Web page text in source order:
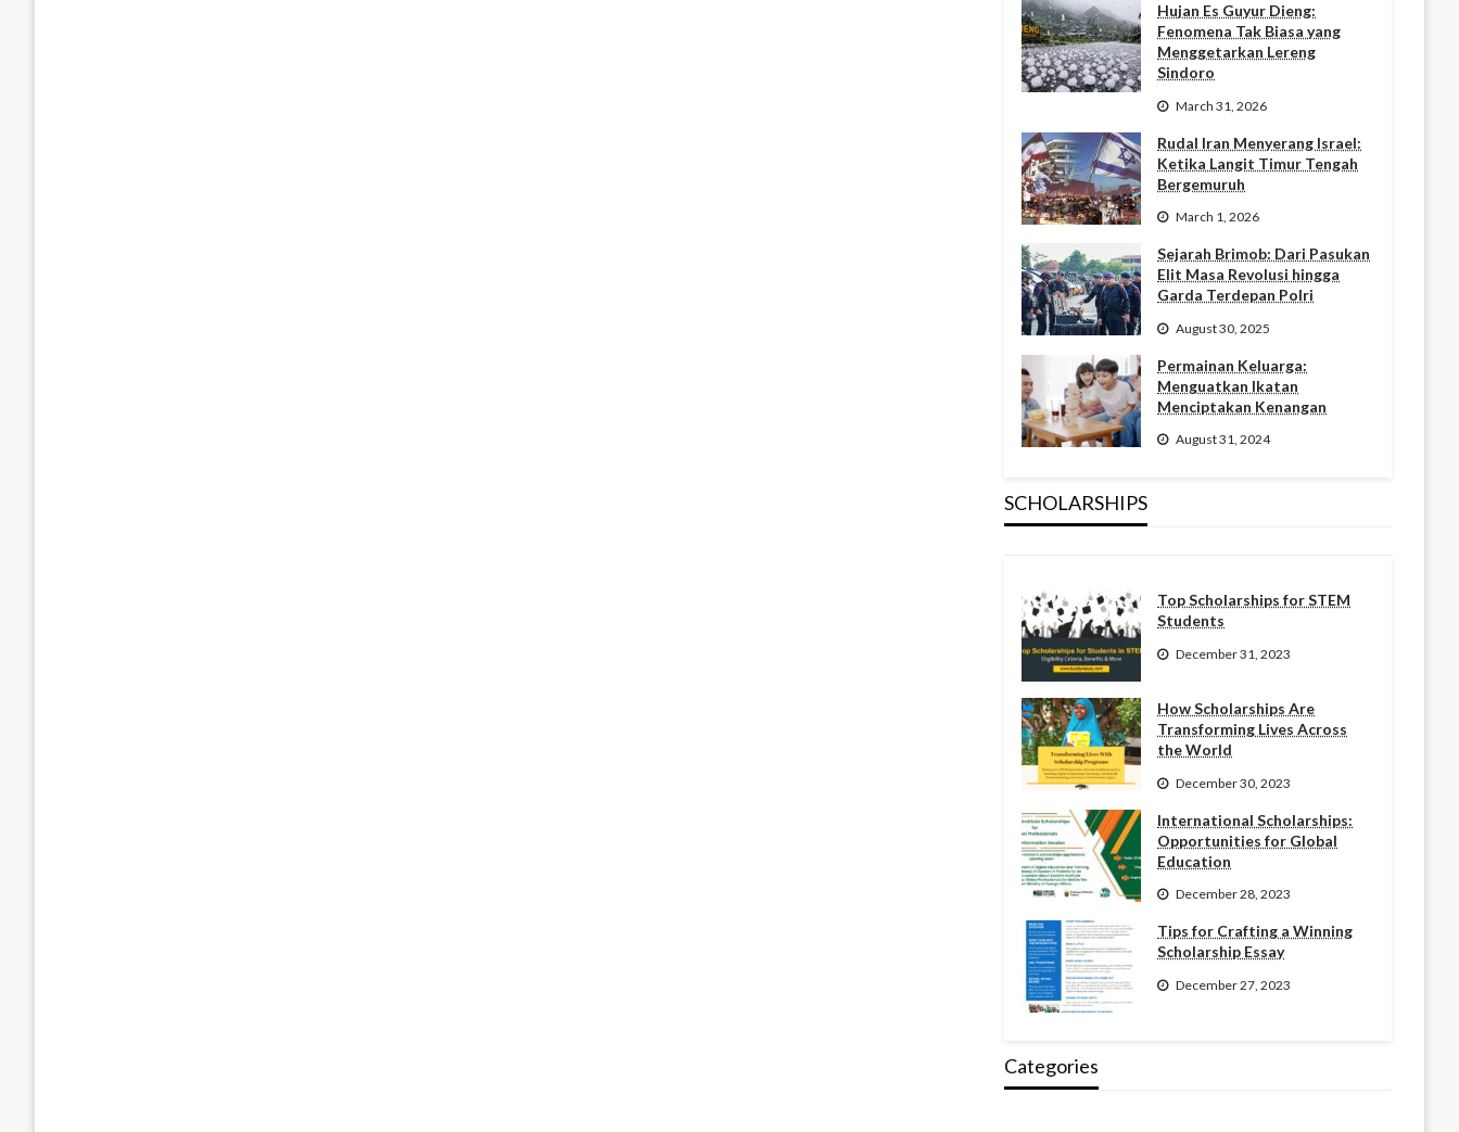
Hujan Es Guyur Dieng:
Fenomena Tak Biasa yang
Menggetarkan Lereng
Sindoro
March 31, 2026
Rudal Iran Menyerang Israel:
Ketika Langit Timur Tengah
Bergemuruh
March 1, 2026
Sejarah Brimob: Dari Pasukan
Elit Masa Revolusi hingga
Garda Terdepan Polri
August 30, 2025
Permainan Keluarga:
Menguatkan Ikatan
Menciptakan Kenangan
August 31, 2024
SCHOLARSHIPS
Top Scholarships for STEM
Students
December 31, 2023
How Scholarships Are
Transforming Lives Across
the World
December 30, 2023
International Scholarships:
Opportunities for Global
Education
December 28, 2023
Tips for Crafting a Winning
Scholarship Essay
December 27, 2023
Categories